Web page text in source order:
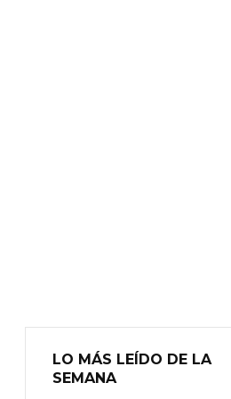
LO MÁS LEÍDO DE LA
SEMANA